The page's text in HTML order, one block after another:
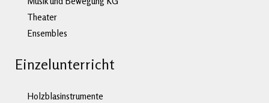
Theater
Ensembles
Einzelunterricht
Holzblasinstrumente